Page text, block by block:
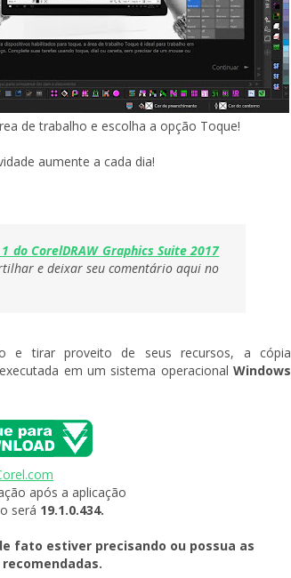
de trabalho e escolha a opção Toque!
aumente a cada dia!
do CorelDRAW Graphics Suite 2017
e deixar seu comentário aqui no
e tirar proveito de seus recursos, a cópia
em um sistema operacional Windows
.com
após a aplicação
será 19.1.0.434.
fato estiver precisando ou possua as